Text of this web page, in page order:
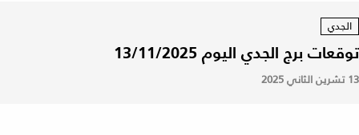
الجدي
توقعات برج الجدي اليوم 13/11/2025
13 تشرين الثاني 2025